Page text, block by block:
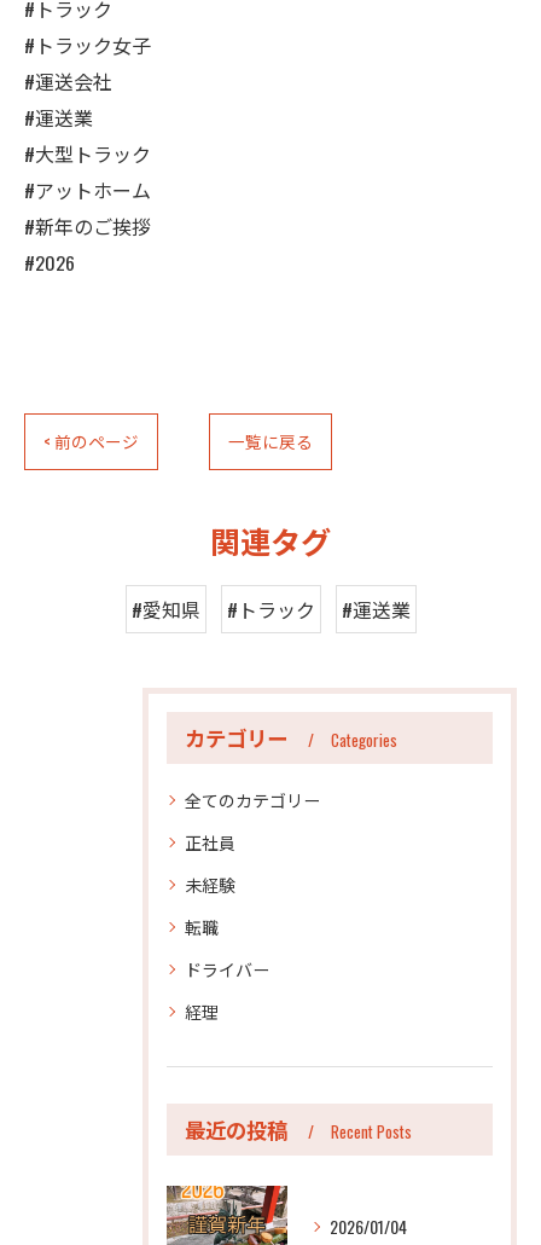
#トラック
#トラック女子
#運送会社
#運送業
#大型トラック
#アットホーム
#新年のご挨拶
#2026
< 前のページ 一覧に戻る
関連タグ
#愛知県 #トラック #運送業
カテゴリー Categories
全てのカテゴリー
正社員
未経験
転職
ドライバー
経理
最近の投稿 Recent Posts
2026/01/04